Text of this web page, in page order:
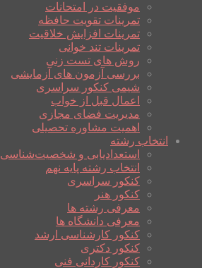
موفقیت در امتحانات
تمرینات تقویت حافظه
تمرینات افزایش خلاقیت
تمرینات تند خوانی
روش های تست زنی
بررسی آزمون های آزمایشی
شیمی کنکور سراسری
اعمال قبل از خواب
مدیریت فضای مجازی
اهمیت مشاوره تحصیلی
انتخاب رشته
استعدادیابی و شخصیت‌شناسی
انتخاب رشته پایه نهم
کنکور سراسری
کنکور هنر
معرفی رشته ها
معرفی دانشگاه ها
کنکور کارشناسی ارشد
کنکور دکتری
کنکور کاردانی فنی